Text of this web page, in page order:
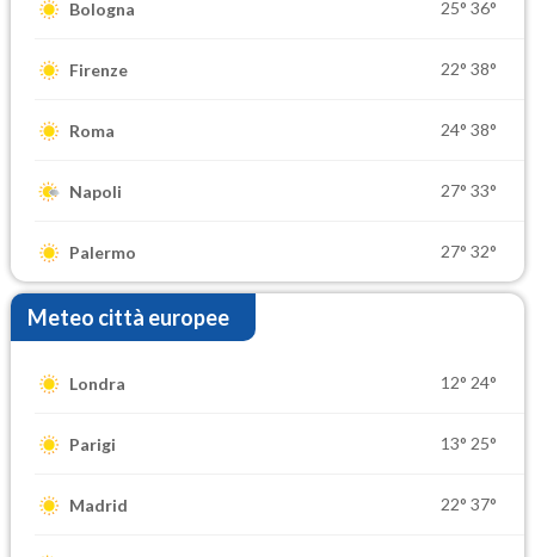
Bologna 25° 36°
Firenze 22° 38°
Roma 24° 38°
Napoli 27° 33°
Palermo 27° 32°
Meteo città europee
Londra 12° 24°
Parigi 13° 25°
Madrid 22° 37°